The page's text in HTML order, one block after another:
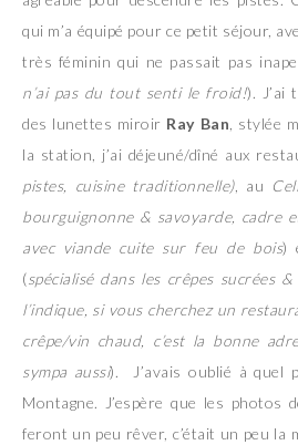
qui m’a équipé pour ce petit séjour,
très féminin qui ne passait pas
n’ai pas du tout senti le froid!). J’ai
des lunettes miroir Ray Ban , stylée
la station, j’ai déjeuné/dîné aux
pistes, cuisine traditionnelle), au
bourguignonne & savoyarde, cadre
avec viande cuite sur feu de bois)
(spécialisé dans les crêpes sucrées
l’indique, si vous cherchez un
crêpe/vin chaud, c’est la bonne
sympa aussi). J’avais oublié à quel
Montagne. J’espère que les photos
feront un peu rêver, c’était un peu la